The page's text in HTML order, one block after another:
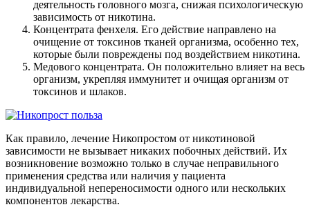
деятельность головного мозга, снижая психологическую
зависимость от никотина.
Концентрата фенхеля. Его действие направлено на
очищение от токсинов тканей организма, особенно тех,
которые были повреждены под воздействием никотина.
Медового концентрата. Он положительно влияет на весь
организм, укрепляя иммунитет и очищая организм от
токсинов и шлаков.
Как правило, лечение Никопростом от никотиновой
зависимости не вызывает никаких побочных действий. Их
возникновение возможно только в случае неправильного
применения средства или наличия у пациента
индивидуальной непереносимости одного или нескольких
компонентов лекарства.